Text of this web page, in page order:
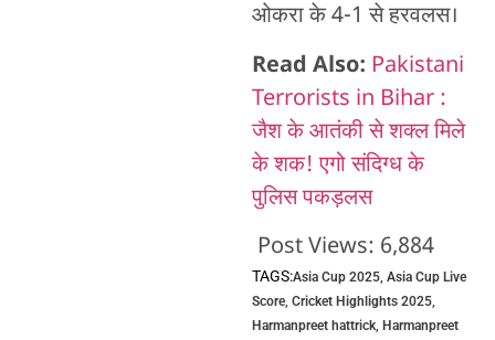
ओकरा के 4-1 से हरवलस।
Read Also: Pakistani
Terrorists in Bihar :
जैश के आतंकी से शक्ल मिले
के शक! एगो संदिग्ध के
पुलिस पकड़लस
Post Views: 6,884
TAGS:Asia Cup 2025, Asia Cup Live
Score, Cricket Highlights 2025,
Harmanpreet hattrick, Harmanpreet